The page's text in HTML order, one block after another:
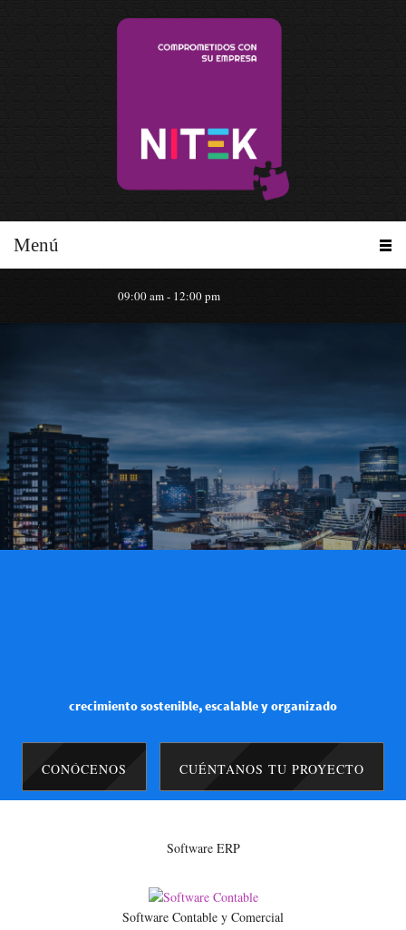
Menú
09:00 am - 12:00 pm
crecimiento sostenible, escalable y organizado
CONÓCENOS CUÉNTANOS TU PROYECTO
Software ERP
Software Contable y Comercial